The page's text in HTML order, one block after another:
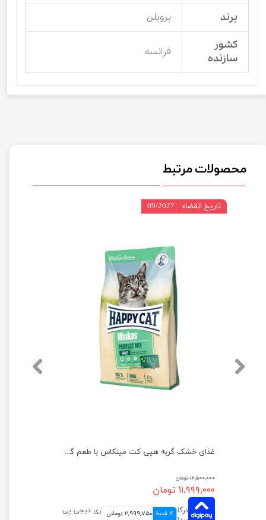
برند پروپلن
کشور
سازنده
فرانسه
محصولات مرتبط
غذای خشک گربه هپی کت مینکاس با طعم گوشت مرغ، بره و ماهی وزن 10 کیلوگرم
۱۲,۵۰۰,۰۰۰ تومان
۱۱,۹۹۹,۰۰۰ تومان
4 قسط 2,999,750 تومانی
تاریخ انقضاء : 09/2027